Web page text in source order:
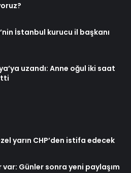
İstanbul kurucu il başkanı
uzandı: Anne oğul iki saat
yarın CHP’den istifa edecek
var: Günler sonra yeni paylaşım